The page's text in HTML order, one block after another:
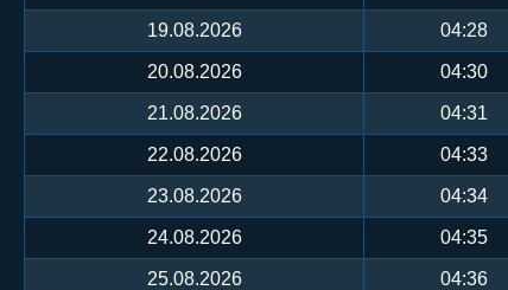
19.08.2026 04:28
20.08.2026 04:30
21.08.2026 04:31
22.08.2026 04:33
23.08.2026 04:34
24.08.2026 04:35
25.08.2026 04:36